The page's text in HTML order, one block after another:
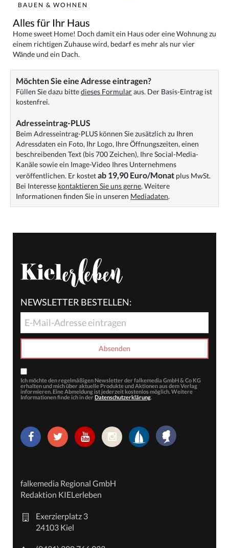
BAUEN & WOHNEN
Alles für Ihr Haus
Home sweet Home! Doch damit ein Haus oder eine Wohnung zu
einem richtigen Zuhause wird, bedarf es mehr als nur vier
Wände und ein Dach.
Möchten Sie eine Adresse eintragen?
Füllen Sie dazu bittedieses Formularaus. Der Basis-Eintrag ist
kostenfrei.
Adresseintrag-PLUS
Beim Adresseintrag-PLUS können Sie zusätzlich zu Ihren
Adressdaten ein Foto, Ihr Logo, Ihre Öffnungszeiten, einen
beschreibenden Text (bis 700 Zeichen), Ihre Social-Media-
Kanäle sowie ein Image-Video Ihres Unternehmens
veröffentlichen. Er kostetab 19,90 Euro/Monat plus MwSt.
Bei Interesse kontaktieren Sie uns gerne. Weitere
Informationen finden Sie in unseren Mediadaten.
NEWSLETTER BESTELLEN:
Ich möchte den regelmäßigen Newsletter der falkemedia GmbH & Co KG
erhalten und mich über aktuelle Produkte und Aktionen aus dem Verlag
informieren. Eine Abmeldung ist jederzeit kostenlos möglich. Weitere
Informationen finde ich in der Datenschutzerklärung.
falkemedia Regional GmbH
Redaktion KIELerleben
Exerzierplatz 3
24103 Kiel